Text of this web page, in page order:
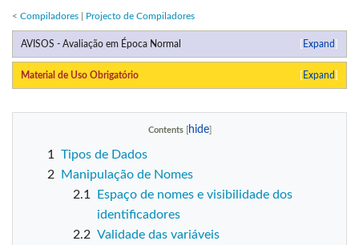
< Compiladores Projecto de Compiladores
Expand
AVISOS - Avaliação em Época Normal
Expand
Material de Uso Obrigatório
Contents
1 Tipos de Dados
2
Manipulação de Nomes
2.1
Espaço de nomes e visibilidade dos
identificadores
2.2 Validade das variáveis